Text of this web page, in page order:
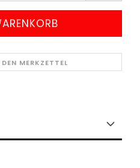
MERKZETTEL